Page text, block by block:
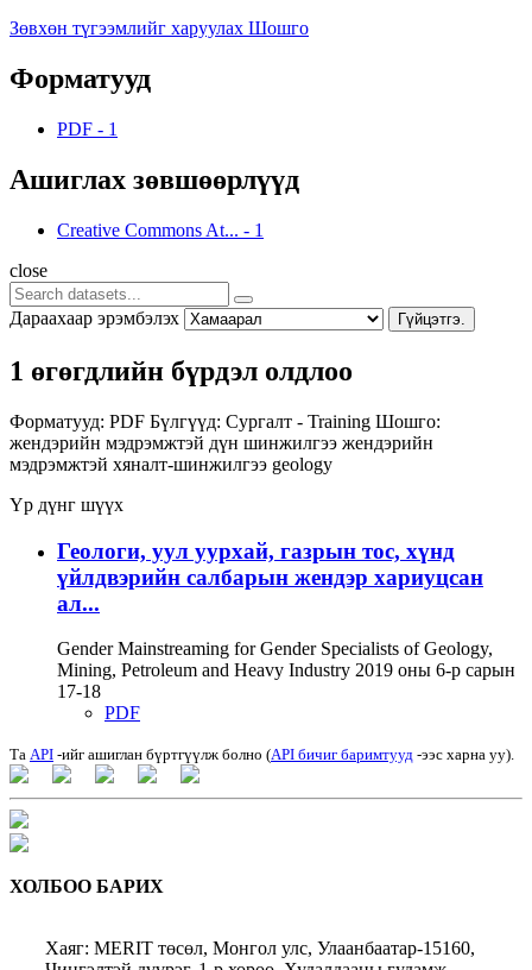
Зөвхөн түгээмлийг харуулах Шошго
Форматууд
PDF - 1
Ашиглах зөвшөөрлүүд
Creative Commons At... - 1
close
Дараахаар эрэмбэлэх Гүйцэтгэ.
1 өгөгдлийн бүрдэл олдлоо
Форматууд: PDF Бүлгүүд: Сургалт - Training Шошго:
жендэрийн мэдрэмжтэй дүн шинжилгээ жендэрийн
мэдрэмжтэй хяналт-шинжилгээ geology
Үр дүнг шүүх
Геологи, уул уурхай, газрын тос, хүнд
үйлдвэрийн салбарын жендэр хариуцсан
ал...
Gender Mainstreaming for Gender Specialists of Geology,
Mining, Petroleum and Heavy Industry 2019 оны 6-р сарын
17-18
PDF
Та API -ийг ашиглан бүртгүүлж болно (API бичиг баримтууд -ээс харна уу).
ХОЛБОО БАРИХ
Хаяг: MERIT төсөл, Монгол улс, Улаанбаатар-15160,